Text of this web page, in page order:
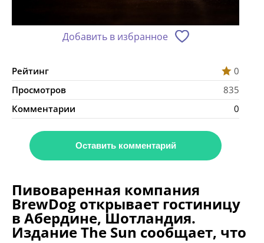
Добавить в избранное
Рейтинг
0
Просмотров
835
Комментарии
0
Оставить комментарий
Пивоваренная компания
BrewDog открывает гостиницу
в Абердине, Шотландия.
Издание The Sun сообщает, что